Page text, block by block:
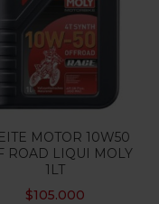
MOTOR 10W50
ROAD LIQUI MOLY
1LT
$105.000